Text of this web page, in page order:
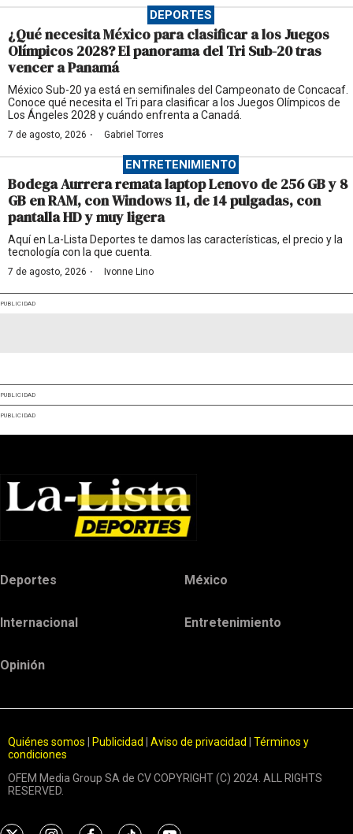
DEPORTES
¿Qué necesita México para clasificar a los Juegos
Olímpicos 2028? El panorama del Tri Sub-20 tras
vencer a Panamá
México Sub-20 ya está en semifinales del Campeonato de Concacaf.
Conoce qué necesita el Tri para clasificar a los Juegos Olímpicos de
Los Ángeles 2028 y cuándo enfrenta a Canadá.
7 de agosto, 2026 · Gabriel Torres
ENTRETENIMIENTO
Bodega Aurrera remata laptop Lenovo de 256 GB y 8
GB en RAM, con Windows 11, de 14 pulgadas, con
pantalla HD y muy ligera
Aquí en La-Lista Deportes te damos las características, el precio y la
tecnología con la que cuenta.
7 de agosto, 2026 · Ivonne Lino
PUBLICIDAD
PUBLICIDAD
PUBLICIDAD
Deportes México
Internacional Entretenimiento
Opinión
Quiénes somos Publicidad Aviso de privacidad
Términos y
condiciones
OFEM Media Group SA de CV COPYRIGHT (C) 2024. ALL RIGHTS
RESERVED.